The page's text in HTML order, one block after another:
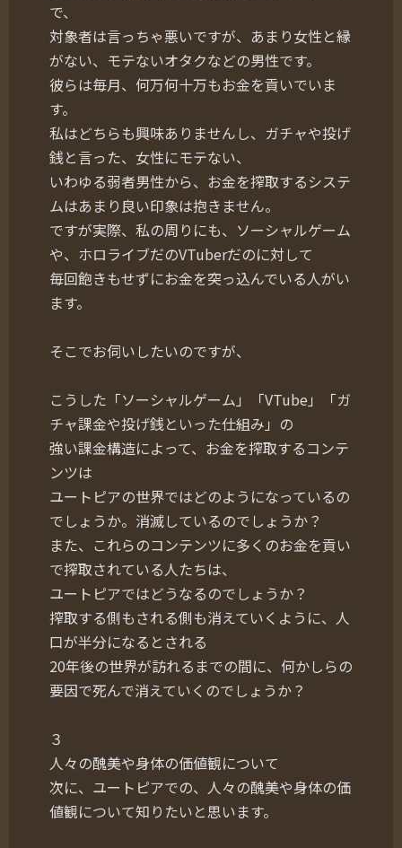
で、
対象者は言っちゃ悪いですが、あまり女性と縁
がない、モテないオタクなどの男性です。
彼らは毎月、何万何十万もお金を貢いでいま
す。
私はどちらも興味ありませんし、ガチャや投げ
銭と言った、女性にモテない、
いわゆる弱者男性から、お金を搾取するシステ
ムはあまり良い印象は抱きません。
ですが実際、私の周りにも、ソーシャルゲーム
や、ホロライブだのVTuberだのに対して
毎回飽きもせずにお金を突っ込んでいる人がい
ます。
そこでお伺いしたいのですが、
こうした「ソーシャルゲーム」「VTube」「ガ
チャ課金や投げ銭といった仕組み」の
強い課金構造によって、お金を搾取するコンテ
ンツは
ユートピアの世界ではどのようになっているの
でしょうか。消滅しているのでしょうか？
また、これらのコンテンツに多くのお金を貢い
で搾取されている人たちは、
ユートピアではどうなるのでしょうか？
搾取する側もされる側も消えていくように、人
口が半分になるとされる
20年後の世界が訪れるまでの間に、何かしらの
要因で死んで消えていくのでしょうか？
３
人々の醜美や身体の価値観について
次に、ユートピアでの、人々の醜美や身体の価
値観について知りたいと思います。